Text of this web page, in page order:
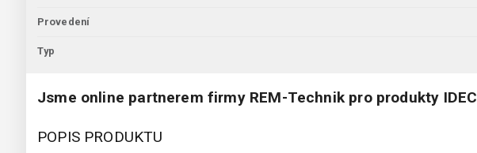
Provedení
Typ
Jsme online partnerem firmy REM-Technik pro produkty IDEC
POPIS PRODUKTU